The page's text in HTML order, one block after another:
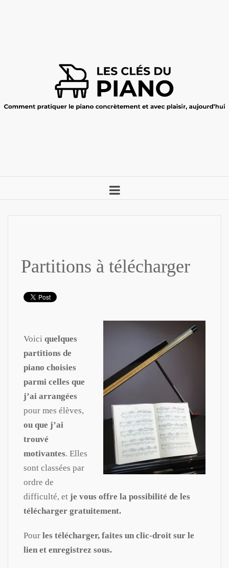
Partitions à télécharger
Voici quelques
partitions de
piano choisies
parmi celles que
j’ai arrangées
pour mes élèves,
ou que j’ai
trouvé
motivantes. Elles
sont classées par
ordre de
difficulté, et je vous offre la possibilité de les
télécharger gratuitement.
Pour les télécharger, faites un clic-droit sur le
lien et enregistrez sous.